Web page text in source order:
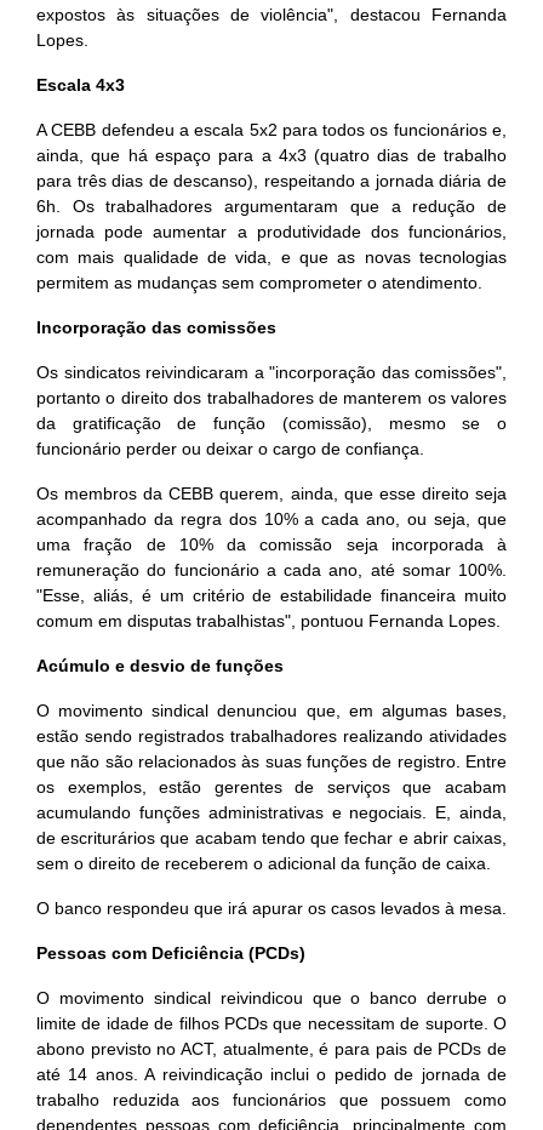
expostos às situações de violência", destacou Fernanda
Lopes.
Escala 4x3
A CEBB defendeu a escala 5x2 para todos os funcionários e,
ainda, que há espaço para a 4x3 (quatro dias de trabalho
para três dias de descanso), respeitando a jornada diária de
6h. Os trabalhadores argumentaram que a redução de
jornada pode aumentar a produtividade dos funcionários,
com mais qualidade de vida, e que as novas tecnologias
permitem as mudanças sem comprometer o atendimento.
Incorporação das comissões
Os sindicatos reivindicaram a "incorporação das comissões",
portanto o direito dos trabalhadores de manterem os valores
da gratificação de função (comissão), mesmo se o
funcionário perder ou deixar o cargo de confiança.
Os membros da CEBB querem, ainda, que esse direito seja
acompanhado da regra dos 10% a cada ano, ou seja, que
uma fração de 10% da comissão seja incorporada à
remuneração do funcionário a cada ano, até somar 100%.
"Esse, aliás, é um critério de estabilidade financeira muito
comum em disputas trabalhistas", pontuou Fernanda Lopes.
Acúmulo e desvio de funções
O movimento sindical denunciou que, em algumas bases,
estão sendo registrados trabalhadores realizando atividades
que não são relacionados às suas funções de registro. Entre
os exemplos, estão gerentes de serviços que acabam
acumulando funções administrativas e negociais. E, ainda,
de escriturários que acabam tendo que fechar e abrir caixas,
sem o direito de receberem o adicional da função de caixa.
O banco respondeu que irá apurar os casos levados à mesa.
Pessoas com Deficiência (PCDs)
O movimento sindical reivindicou que o banco derrube o
limite de idade de filhos PCDs que necessitam de suporte. O
abono previsto no ACT, atualmente, é para pais de PCDs de
até 14 anos. A reivindicação inclui o pedido de jornada de
trabalho reduzida aos funcionários que possuem como
dependentes pessoas com deficiência, principalmente com